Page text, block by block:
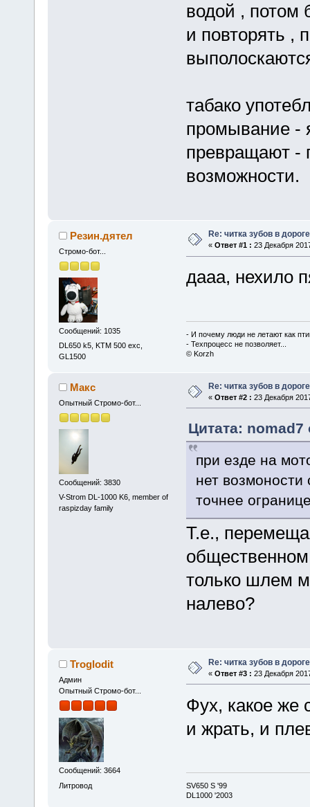
водой , потом
и повторять ,
табако
промывание -
превращают -
возможности.
Резин.дятел
Стромо-бот...
Сообщений: 1035
DL650 k5, KTM 500 exc,
GL1500
Re: читка зубов в дороге
« Ответ #1 : 23 Декабря
дааа, нехило
- И почему люди не летают как
- Техпроцесс не позволяет...
© Korzh
Макс
Опытный Стромо-бот...
Сообщений: 3830
V-Strom DL-1000 K6, member of
raspizday family
Re: читка зубов в дороге
« Ответ #2 : 23 Декабря
Цитата: nomad7
при езде на
нет возмоности
точнее
Т.е.,
только шлем
налево?
Troglodit
Админ
Опытный Стромо-бот...
Сообщений: 3664
Литровод
Re: читка зубов в дороге
« Ответ #3 : 23 Декабря
Фух, какое же
и жрать, и
SV650 S '99
DL1000 '2003